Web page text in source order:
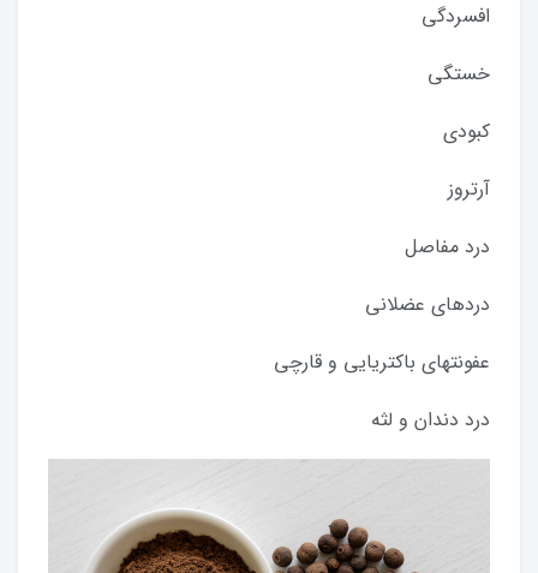
افسردگی
خستگی
کبودی
آرتروز
درد مفاصل
دردهای عضلانی
عفونتهای باکتریایی و قارچی
درد دندان و لثه